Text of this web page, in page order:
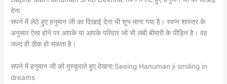
देना
सपने में लेटे हुए हनुमान जी का दिखाई देना भी शुभ माना गया है। स्वप्न शास्त्र के
अनुसार ऐसा होने पर आपके या आपके परिवार जो भी लंबी बीमारी के पीड़ित है। वह
जल्द ही ठीक हो सकता है।
सपने में हनुमान जी को मुस्कुराते हुए देखना:Seeing Hanuman ji smiling in
dreams